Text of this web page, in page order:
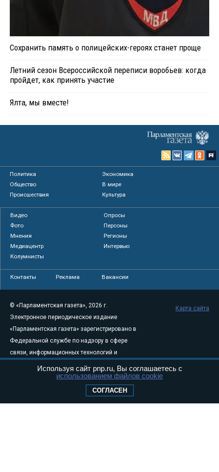
Сохранить память о полицейских-героях станет проще
Летний сезон Всероссийской переписи воробьев: когда
пройдет, как принять участие
Ялта, мы вместе!
Политика
Экономика
Общество
В мире
Происшествия
Культура
Видео
Опросы
Фото
Персоны
Мнения
Регионы
Медиацентр
Интервью
Колумнисты
Контакты Реклама Вакансии
© «Парламентская газета», 2026 г.
Электронное периодическое издание
«Парламентская газета» зарегистрировано в
Федеральной службе по надзору в сфере
связи, информационных технологий и
августа 2011 года. 18+
Свидетельство о регистрации Эл № ФС77-
Карта сайта
Используя сайт pnp.ru, Вы соглашаетесь с
использованием файлов cookie
СОГЛАСЕН